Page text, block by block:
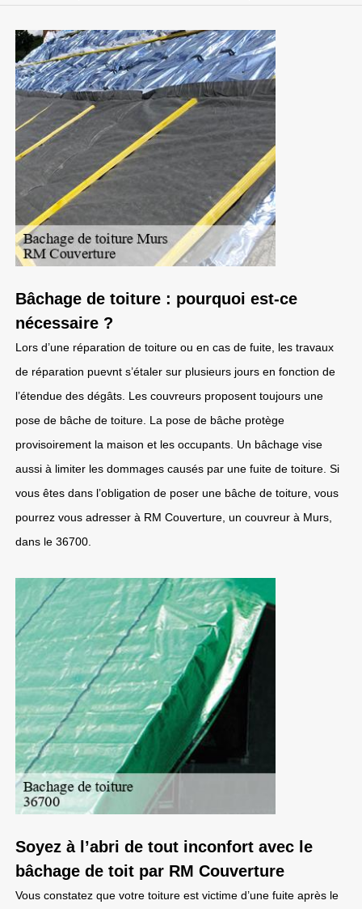
Bâchage de toiture : pourquoi est-ce
nécessaire ?
Lors d’une réparation de toiture ou en cas de fuite, les travaux
de réparation puevnt s’étaler sur plusieurs jours en fonction de
l’étendue des dégâts. Les couvreurs proposent toujours une
pose de bâche de toiture. La pose de bâche protège
provisoirement la maison et les occupants. Un bâchage vise
aussi à limiter les dommages causés par une fuite de toiture. Si
vous êtes dans l’obligation de poser une bâche de toiture, vous
pourrez vous adresser à RM Couverture, un couvreur à Murs,
dans le 36700.
Soyez à l’abri de tout inconfort avec le
bâchage de toit par RM Couverture
Vous constatez que votre toiture est victime d’une fuite après le